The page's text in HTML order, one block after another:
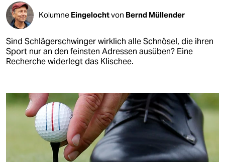
Kolumne Eingelochtvon Bernd Müllender
Sind Schlägerschwinger wirklich alle Schnösel, die ihren
Sport nur an den feinsten Adressen ausüben? Eine
Recherche widerlegt das Klischee.